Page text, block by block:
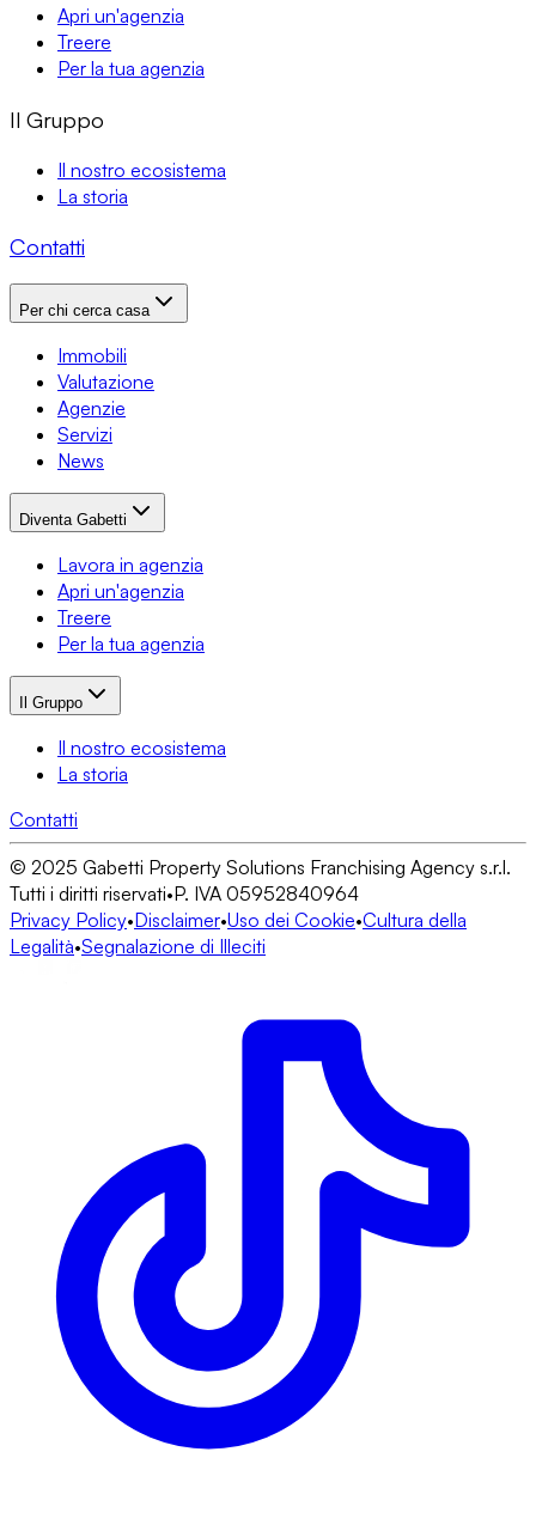
Apri un'agenzia
Treere
Per la tua agenzia
Il Gruppo
Il nostro ecosistema
La storia
Contatti
Per chi cerca casa
Immobili
Valutazione
Agenzie
Servizi
News
Diventa Gabetti
Lavora in agenzia
Apri un'agenzia
Treere
Per la tua agenzia
Il Gruppo
Il nostro ecosistema
La storia
Contatti
© 2025 Gabetti Property Solutions Franchising Agency s.r.l.
Tutti i diritti riservati•P. IVA 05952840964
Privacy Policy•Disclaimer•Uso dei Cookie•Cultura della
Legalità•Segnalazione di Illeciti